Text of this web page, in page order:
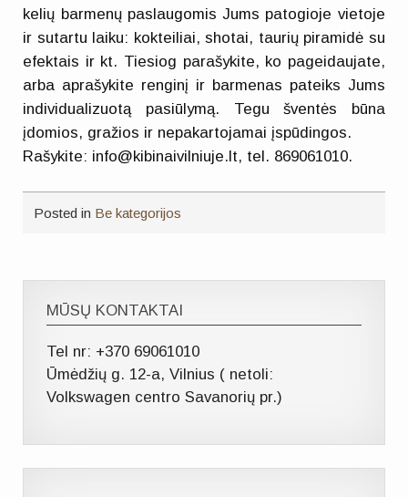
kelių barmenų paslaugomis Jums patogioje vietoje
ir sutartu laiku: kokteiliai, shotai, taurių piramidė su
efektais ir kt. Tiesiog parašykite, ko pageidaujate,
arba aprašykite renginį ir barmenas pateiks Jums
individualizuotą pasiūlymą. Tegu šventės būna
įdomios, gražios ir nepakartojamai įspūdingos.
Rašykite: info@kibinaivilniuje.lt, tel. 869061010.
Posted in Be kategorijos
MŪSŲ KONTAKTAI
Tel nr: +370 69061010
Ūmėdžių g. 12-a, Vilnius ( netoli:
Volkswagen centro Savanorių pr.)